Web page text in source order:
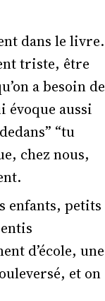
dans le livre.
triste, être
a besoin de
aussi
“tu
chez nous,
enfants, petits
d’école, une
et on